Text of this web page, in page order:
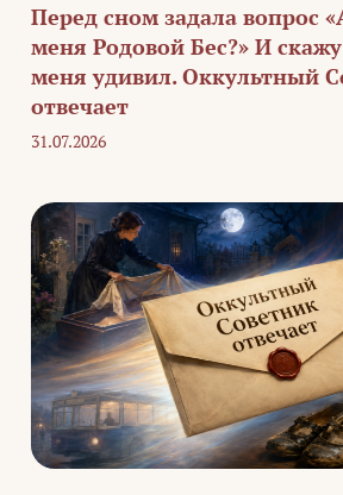
Перед сном задала вопрос
меня Родовой Бес?» И
меня удивил. Оккультный
отвечает
31.07.2026